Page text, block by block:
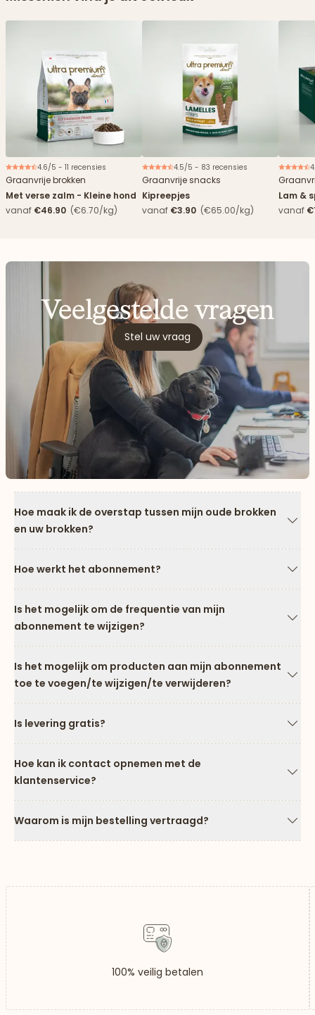
4.6/5 - 11 recensies
Graanvrije brokken
Met verse zalm - Kleine hond
vanaf €46.90 (€6.70/kg)
4.5/5 - 83 recensies
Graanvrije snacks
Kipreepjes
vanaf €3.90 (€65.00/kg)
Lam &
vanaf
Veelgestelde vragen
Stel uw vraag
Hoe maak ik de overstap tussen mijn oude brokken
en uw brokken?
Hoe werkt het abonnement?
Pijl
Is het mogelijk om de frequentie van mijn
abonnement te wijzigen?
Is het mogelijk om producten aan mijn abonnement
toe te voegen/te wijzigen/te verwijderen?
Is levering gratis?
Pijl
Hoe kan ik contact opnemen met de
klantenservice?
Waarom is mijn bestelling vertraagd?
Pijl
100% veilig betalen